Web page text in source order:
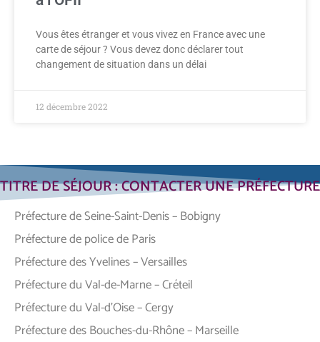
Vous êtes étranger et vous vivez en France avec une
carte de séjour ? Vous devez donc déclarer tout
changement de situation dans un délai
12 décembre 2022
TITRE DE SÉJOUR : CONTACTER UNE PRÉFECTURE
Préfecture de Seine-Saint-Denis – Bobigny
Préfecture de police de Paris
Préfecture des Yvelines – Versailles
Préfecture du Val-de-Marne – Créteil
Préfecture du Val-d’Oise – Cergy
Préfecture des Bouches-du-Rhône – Marseille